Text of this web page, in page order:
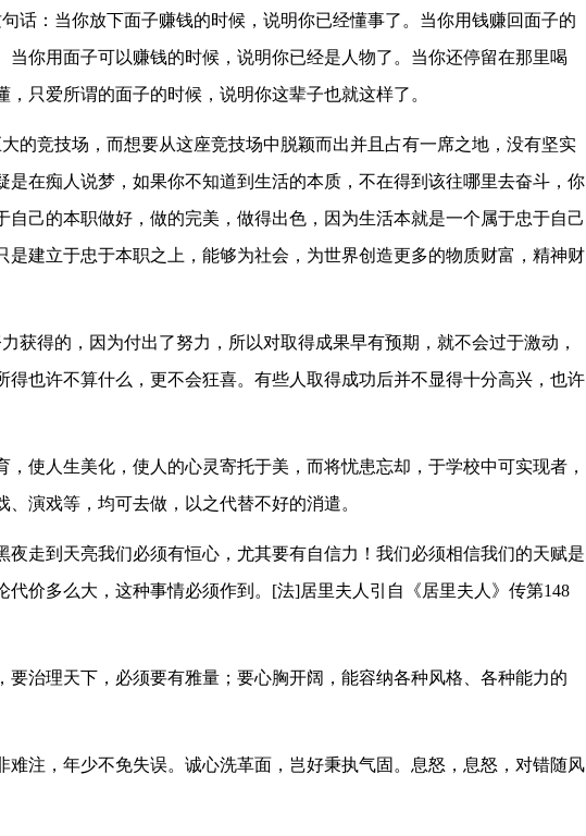
话：当你放下面子赚钱的时候，说明你已经懂事了。当你用钱赚回面子的
当你用面子可以赚钱的时候，说明你已经是人物了。当你还停留在那里喝
只爱所谓的面子的时候，说明你这辈子也就这样了。
的竞技场，而想要从这座竞技场中脱颖而出并且占有一席之地，没有坚实
是在痴人说梦，如果你不知道到生活的本质，不在得到该往哪里去奋斗，你
自己的本职做好，做的完美，做得出色，因为生活本就是一个属于忠于自己
是建立于忠于本职之上，能够为社会，为世界创造更多的物质财富，精神财
获得的，因为付出了努力，所以对取得成果早有预期，就不会过于激动，
得也许不算什么，更不会狂喜。有些人取得成功后并不显得十分高兴，也许
，使人生美化，使人的心灵寄托于美，而将忧患忘却，于学校中可实现者，
演戏等，均可去做，以之代替不好的消遣。
夜走到天亮我们必须有恒心，尤其要有自信力！我们必须相信我们的天赋是
代价多么大，这种事情必须作到。[法]居里夫人引自《居里夫人》传第148
要治理天下，必须要有雅量；要心胸开阔，能容纳各种风格、各种能力的
难注，年少不免失误。诚心洗革面，岂好秉执气固。息怒，息怒，对错随风